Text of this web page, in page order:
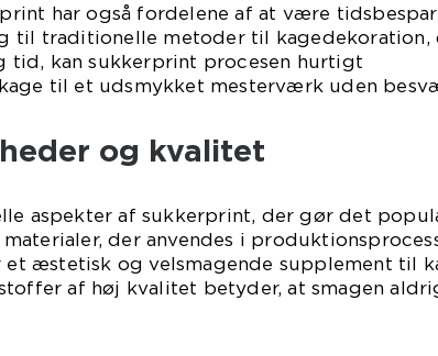
har også fordelene af at være
til traditionelle metoder til kagedekoration,
tid, kan sukkerprint procesen hurtigt
til et udsmykket mesterværk uden
og kvalitet
aspekter af sukkerprint, der gør det
der anvendes i
æstetisk og velsmagende supplement til
af høj kvalitet betyder, at smagen